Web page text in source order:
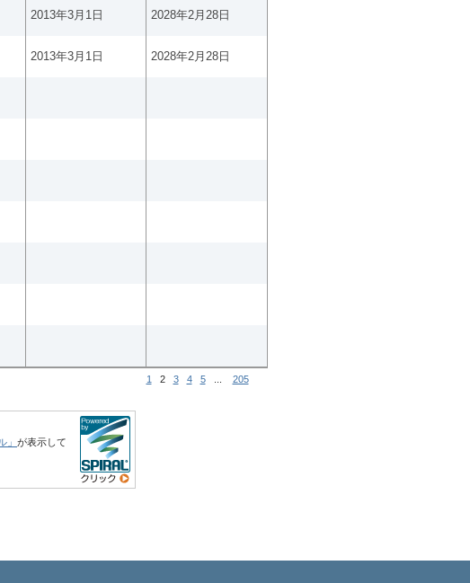
2013年3月1日 2028年2月28日
2013年3月1日 2028年2月28日
1 2 3 4 5 205
」 が表示して